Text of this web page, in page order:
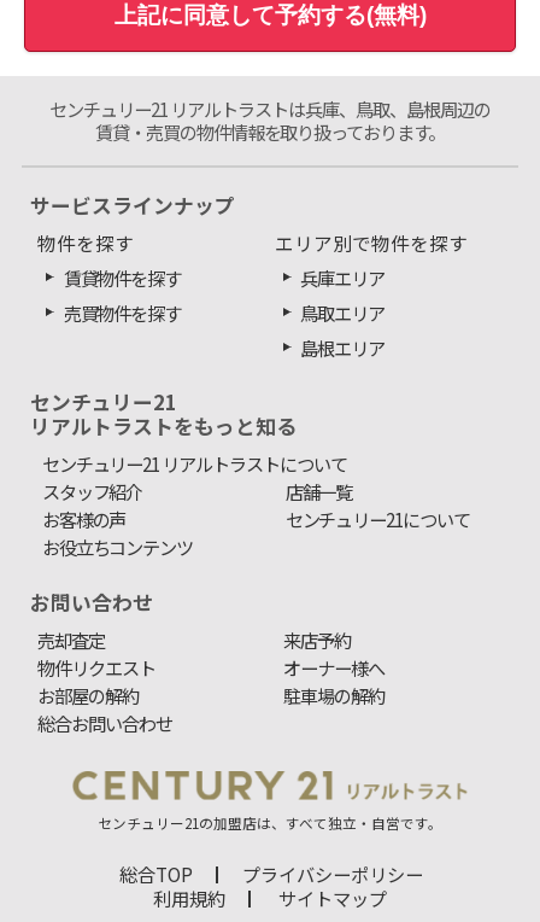
上記に同意して予約する(無料)
センチュリー21 リアルトラストは兵庫、鳥取、島根周辺の
賃貸・売買の物件情報を取り扱っております。
サービスラインナップ
物件を探す
賃貸物件を探す
売買物件を探す
エリア別で物件を探す
兵庫エリア
鳥取エリア
島根エリア
センチュリー21
リアルトラストをもっと知る
センチュリー21 リアルトラストについて
スタッフ紹介
店舗一覧
お客様の声
センチュリー21について
お役立ちコンテンツ
お問い合わせ
売却査定
来店予約
物件リクエスト
オーナー様へ
お部屋の解約
駐車場の解約
総合お問い合わせ
センチュリー21の加盟店は、すべて独立・自営です。
総合TOP
プライバシーポリシー
利用規約
サイトマップ